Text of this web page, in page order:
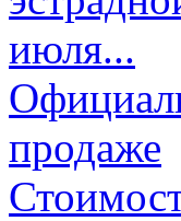
июля...
продаже